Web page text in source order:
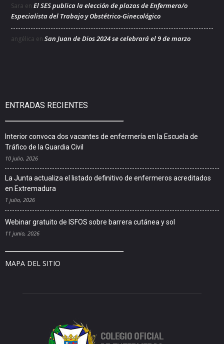
Sara en El SES publica la elección de plazas de Enfermera/o
Especialista del Trabajo y Obstétrico-Ginecológico
angélica en San Juan de Dios 2024 se celebrará el 9 de marzo
ENTRADAS RECIENTES
Interior convoca dos vacantes de enfermería en la Escuela de
Tráfico de la Guardia Civil
10 julio, 2026
La Junta actualiza el listado definitivo de enfermeros acreditados
en Extremadura
1 julio, 2026
Webinar gratuito de ISFOS sobre barrera cutánea y sol
11 junio, 2026
MAPA DEL SITIO